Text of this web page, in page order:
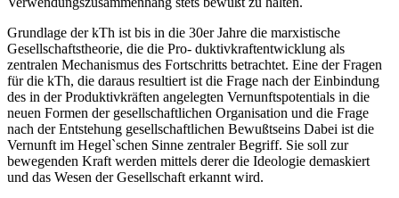
Grundlage der kTh ist bis in die 30er Jahre die marxistische
Gesellschaftstheorie, die die Pro- duktivkraftentwicklung als
zentralen Mechanismus des Fortschritts betrachtet. Eine der Fragen
für die kTh, die daraus resultiert ist die Frage nach der Einbindung
des in der Produktivkräften angelegten Vernunftspotentials in die
neuen Formen der gesellschaftlichen Organisation und die Frage
nach der Entstehung gesellschaftlichen Bewußtseins Dabei ist die
Vernunft im Hegel`schen Sinne zentraler Begriff. Sie soll zur
bewegenden Kraft werden mittels derer die Ideologie demaskiert
und das Wesen der Gesellschaft erkannt wird.